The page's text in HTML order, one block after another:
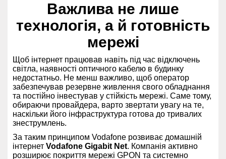
Важлива не лише
технологія, а й готовність
мережі
Щоб інтернет працював навіть під час відключень
світла, наявності оптичного кабелю в будинку
недостатньо. Не менш важливо, щоб оператор
забезпечував резервне живлення свого обладнання
та постійно інвестував у стійкість мережі. Саме тому,
обираючи провайдера, варто звертати увагу на те,
наскільки його інфраструктура готова до тривалих
знеструмлень.
За таким принципом Vodafone розвиває домашній
інтернет Vodafone Gigabit Net. Компанія активно
розширює покриття мережі GPON та системно